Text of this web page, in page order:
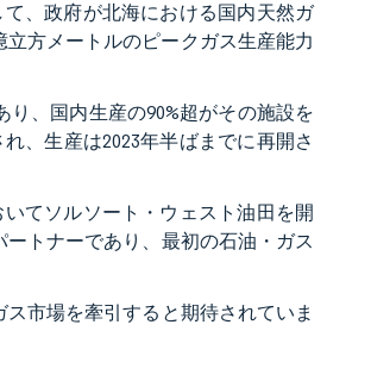
、政府が北海における国内天然ガ
方メートルのピークガス生産能力
、国内生産の90%超がその施設を
、生産は2023年半ばまでに再開さ
てソルソート・ウェスト油田を開
トナーであり、最初の石油・ガス
市場を牽引すると期待されていま